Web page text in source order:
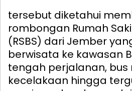
tersebut diketahui
rombongan Rumah
(RSBS) dari Jember
berwisata ke kawasan
tengah perjalanan,
kecelakaan hingga